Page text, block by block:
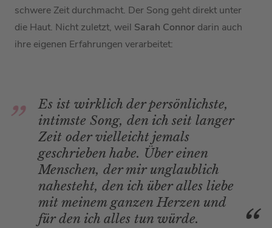
schwere Zeit durchmacht. Der Song geht direkt unter
die Haut. Nicht zuletzt, weil Sarah Connor darin auch
ihre eigenen Erfahrungen verarbeitet:
Es ist wirklich der persönlichste,
intimste Song, den ich seit langer
Zeit oder vielleicht jemals
geschrieben habe. Über einen
Menschen, der mir unglaublich
nahesteht, den ich über alles liebe
mit meinem ganzen Herzen und
für den ich alles tun würde.